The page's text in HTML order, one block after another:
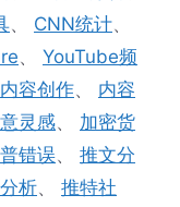
、 CNN统计、
、 YouTube频
内容创作、 内容
灵感、 加密货
错误、 推文分
析、 推特社